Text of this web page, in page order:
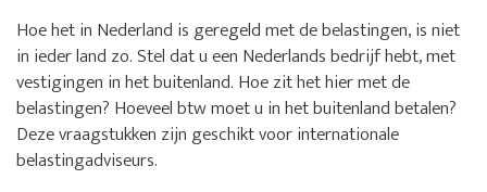
Hoe het in Nederland is geregeld met de belastingen, is niet
in ieder land zo. Stel dat u een Nederlands bedrijf hebt, met
vestigingen in het buitenland. Hoe zit het hier met de
belastingen? Hoeveel btw moet u in het buitenland betalen?
Deze vraagstukken zijn geschikt voor internationale
belastingadviseurs.